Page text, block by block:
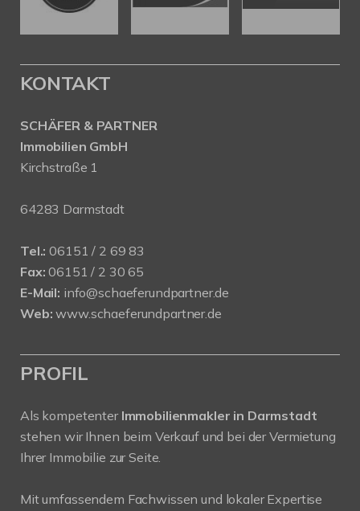
KONTAKT
SCHÄFER & PARTNER
Immobilien GmbH
Kirchstraße 1
64283 Darmstadt
Tel.: 06151 / 2 69 83
Fax: 06151 / 2 30 65
E-Mail: info@schaeferundpartner.de
Web: www.schaeferundpartner.de
PROFIL
Als kompetenter Immobilienmakler in Darmstadt
stehen wir Ihnen beim Verkauf und bei der Vermietung
Ihrer Immobilie zur Seite.
Mit umfassendem Fachwissen und lokaler Expertise